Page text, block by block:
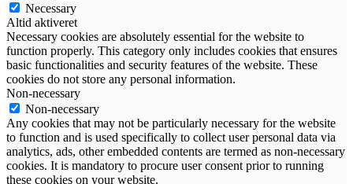
Necessary
Altid aktiveret
Necessary cookies are absolutely essential for the website to
function properly. This category only includes cookies that ensures
basic functionalities and security features of the website. These
cookies do not store any personal information.
Non-necessary
Non-necessary
Any cookies that may not be particularly necessary for the website
to function and is used specifically to collect user personal data via
analytics, ads, other embedded contents are termed as non-necessary
cookies. It is mandatory to procure user consent prior to running
these cookies on your website.